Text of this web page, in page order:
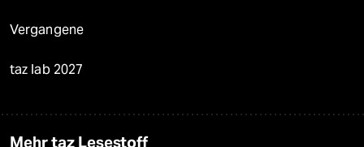
Vergangene
taz lab 2027
Mehr taz Lesestoff